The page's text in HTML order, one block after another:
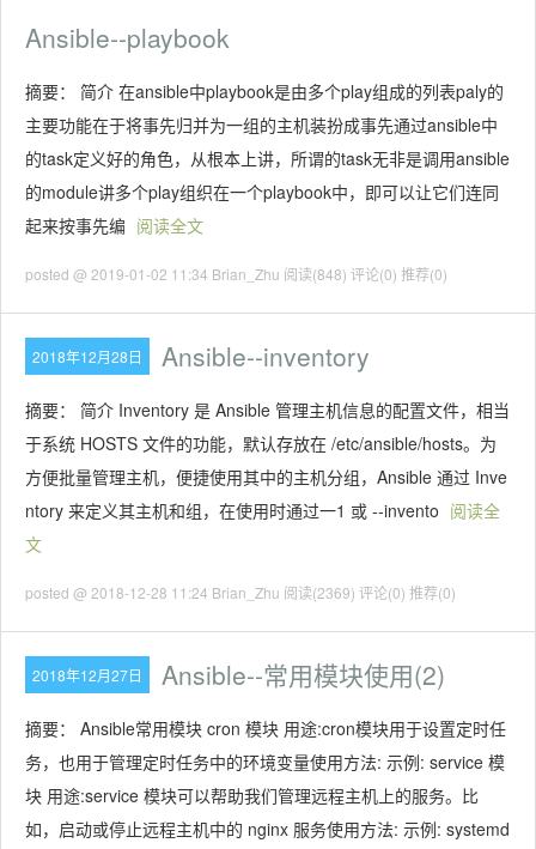
Ansible--playbook
摘要： 简介 在ansible中playbook是由多个play组成的列表paly的
主要功能在于将事先归并为一组的主机装扮成事先通过ansible中
的task定义好的角色，从根本上讲，所谓的task无非是调用ansible
的module讲多个play组织在一个playbook中，即可以让它们连同
起来按事先编 阅读全文
posted @ 2019-01-02 11:34 Brian_Zhu 阅读(848) 评论(0) 推荐(0)
2018年12月28日 Ansible--inventory
摘要： 简介 Inventory 是 Ansible 管理主机信息的配置文件，相当
于系统 HOSTS 文件的功能，默认存放在 /etc/ansible/hosts。为
方便批量管理主机，便捷使用其中的主机分组，Ansible 通过 Inve
ntory 来定义其主机和组，在使用时通过一1 或 --invento 阅读全
文
posted @ 2018-12-28 11:24 Brian_Zhu 阅读(2369) 评论(0) 推荐(0)
2018年12月27日 Ansible--常用模块使用(2)
摘要： Ansible常用模块 cron 模块 用途:cron模块⽤于设置定时任
务，也⽤于管理定时任务中的环境变量使用方法: 示例: service 模
块 用途:service 模块可以帮助我们管理远程主机上的服务。比
如，启动或停止远程主机中的 nginx 服务使用方法: 示例: systemd